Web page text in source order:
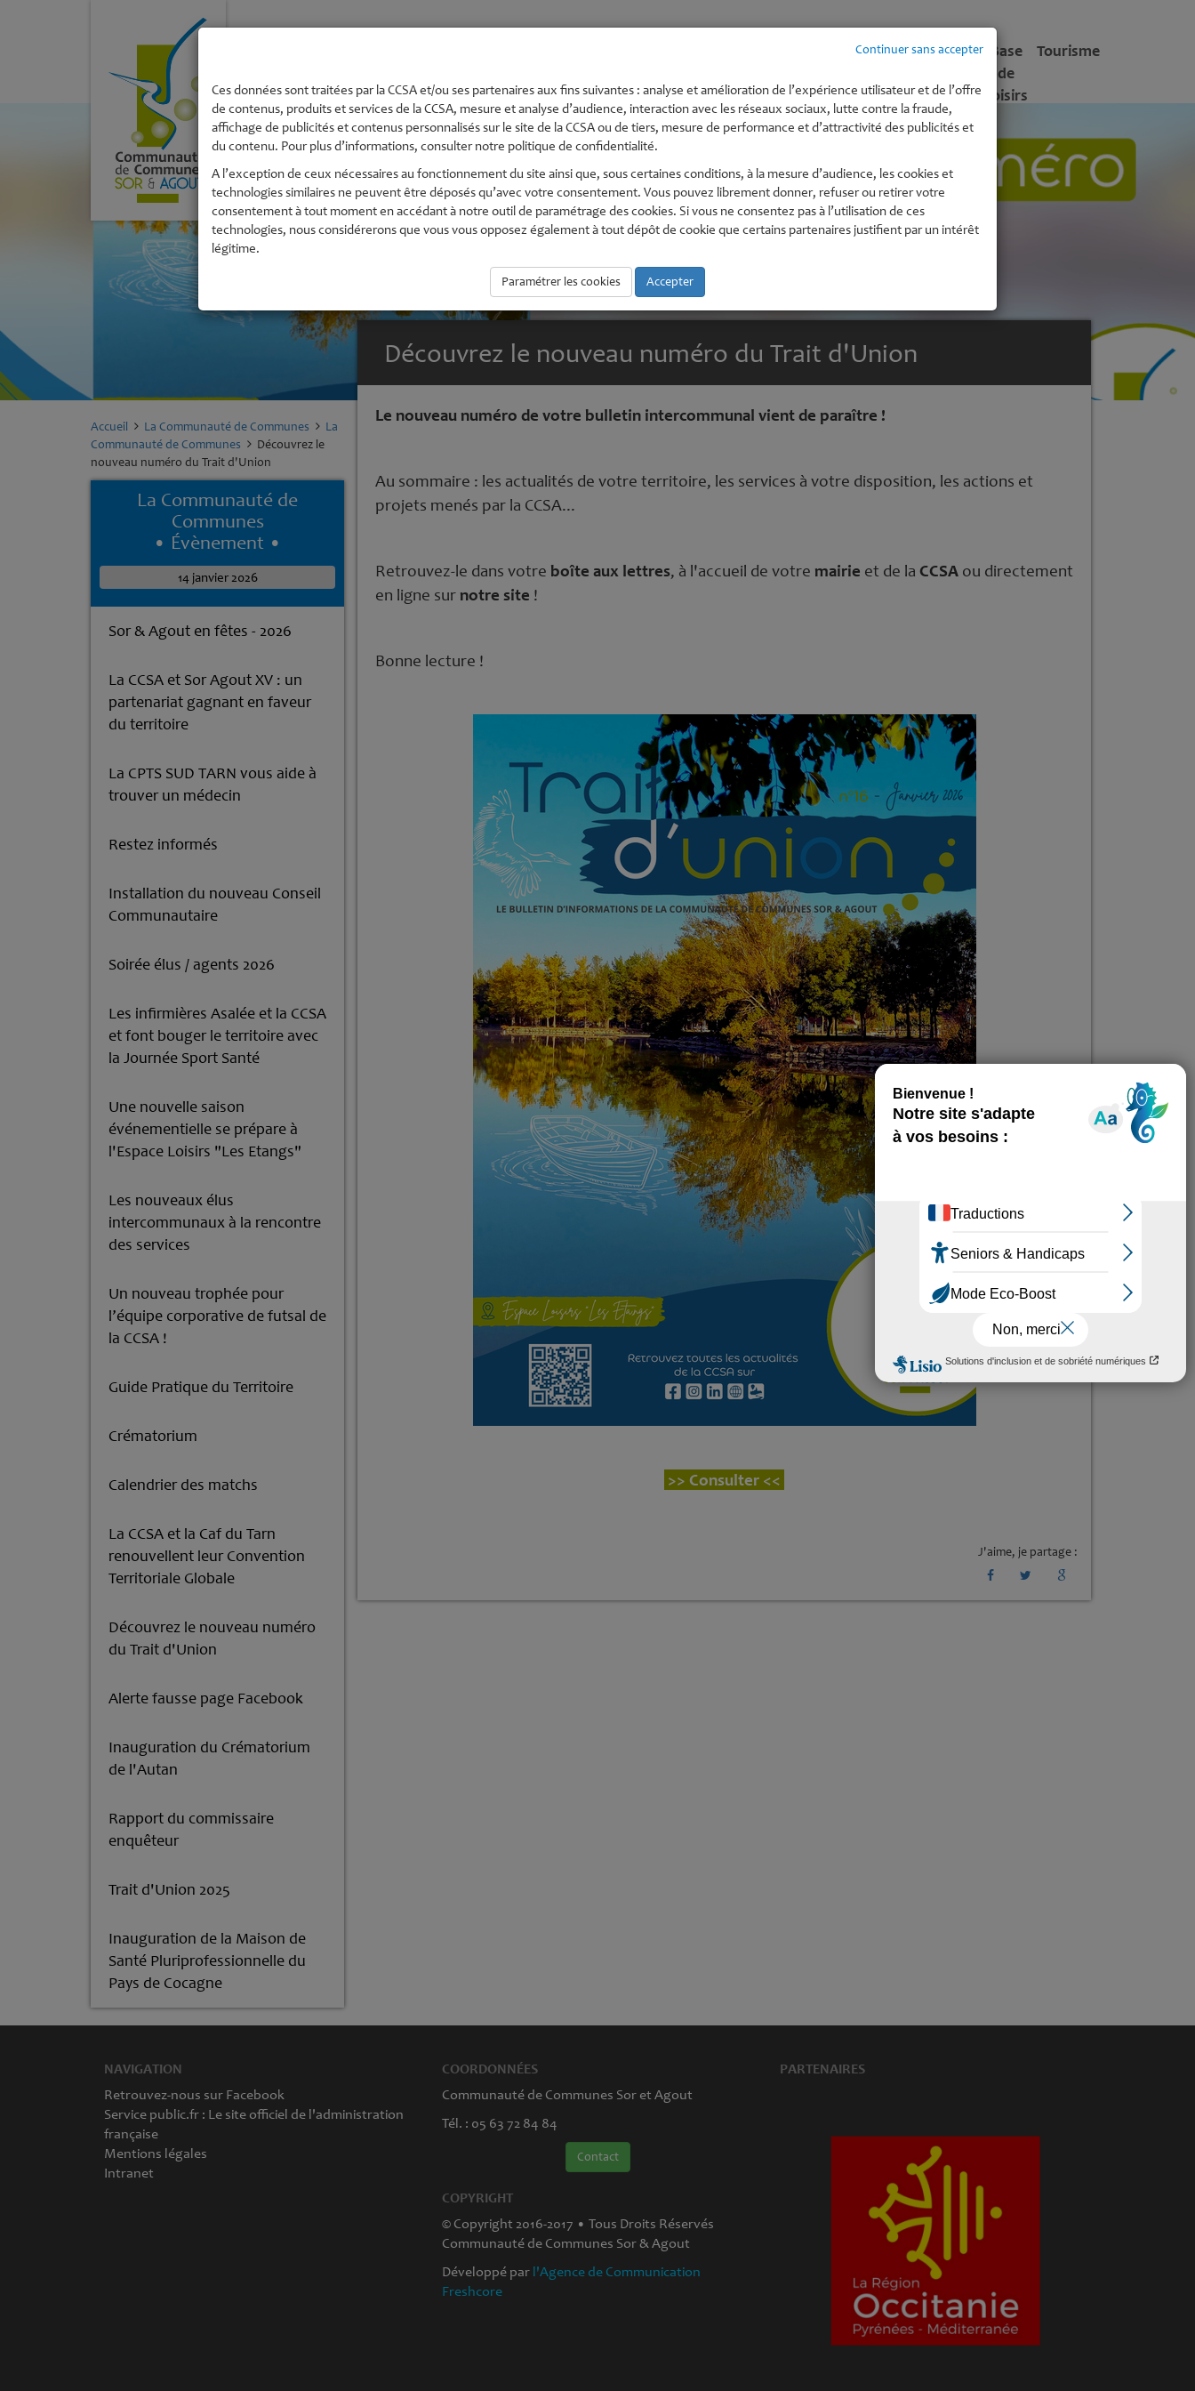
Enfance -
Culture
Base
de
Loisirs
Tourisme
Accueil La Communauté de Communes
La
Communauté de Communes
Découvrez le
nouveau numéro du Trait d'Union
La Communauté de
Communes
• Évènement •
14 janvier 2026
Sor & Agout en fêtes - 2026
La CCSA et Sor Agout XV : un
partenariat gagnant en faveur
du territoire
La CPTS SUD TARN vous aide à
trouver un médecin
Restez informés
Installation du nouveau Conseil
Communautaire
Soirée élus / agents 2026
Les infirmières Asalée et la CCSA
et font bouger le territoire avec
la Journée Sport Santé
Une nouvelle saison
événementielle se prépare à
l'Espace Loisirs "Les Etangs"
Les nouveaux élus
intercommunaux à la rencontre
des services
Un nouveau trophée pour
l’équipe corporative de futsal de
la CCSA !
Guide Pratique du Territoire
Crématorium
Calendrier des matchs
La CCSA et la Caf du Tarn
renouvellent leur Convention
Territoriale Globale
Découvrez le nouveau numéro
du Trait d'Union
Alerte fausse page Facebook
Inauguration du Crématorium
de l'Autan
Rapport du commissaire
enquêteur
Trait d'Union 2025
Inauguration de la Maison de
Santé Pluriprofessionnelle du
Pays de Cocagne
Découvrez le nouveau numéro du Trait d'Union
Le nouveau numéro de votre bulletin intercommunal vient de paraître !
Au sommaire : les actualités de votre territoire, les services à votre disposition, les actions et
projets menés par la CCSA...
Retrouvez-le dans votre boîte aux lettres, à l'accueil de votre mairie et de la CCSA ou directement
en ligne sur notre site !
Bonne lecture !
>> Consulter <<
J'aime, je partage :
NAVIGATION
Retrouvez-nous sur Facebook
Service public.fr : Le site officiel de l'administration
française
Mentions légales
Intranet
COORDONNÉES
Communauté de Communes Sor et Agout
Tél. : 05 63 72 84 84
Contact
COPYRIGHT
© Copyright 2016-2017 • Tous Droits Réservés
Communauté de Communes Sor & Agout
Développé par l'Agence de Communication
Freshcore
PARTENAIRES
Continuer sans accepter
Ces données sont traitées par la CCSA et/ou ses partenaires aux fins suivantes : analyse et amélioration de l’expérience utilisateur et de l’offre
de contenus, produits et services de la CCSA, mesure et analyse d’audience, interaction avec les réseaux sociaux, lutte contre la fraude,
affichage de publicités et contenus personnalisés sur le site de la CCSA ou de tiers, mesure de performance et d’attractivité des publicités et
du contenu. Pour plus d’informations, consulter notre politique de confidentialité.
A l’exception de ceux nécessaires au fonctionnement du site ainsi que, sous certaines conditions, à la mesure d’audience, les cookies et
technologies similaires ne peuvent être déposés qu’avec votre consentement. Vous pouvez librement donner, refuser ou retirer votre
consentement à tout moment en accédant à notre outil de paramétrage des cookies. Si vous ne consentez pas à l’utilisation de ces
technologies, nous considérerons que vous vous opposez également à tout dépôt de cookie que certains partenaires justifient par un intérêt
légitime.
Paramétrer les cookies Accepter